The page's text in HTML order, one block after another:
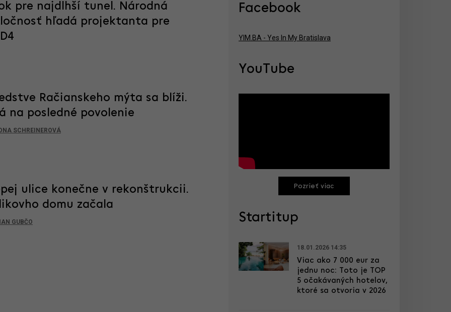
pre najdlhší tunel. Národná
hľadá projektanta pre
Račianskeho mýta sa blíži.
na posledné povolenie
SCHREINEROVÁ
ulice konečne v rekonštrukcii.
domu začala
GUBČO
Facebook
YIM.BA - Yes In My Bratislava
YouTube
Pozrieť viac
Startitup
18.01.2026 14:35
Viac ako 7 000 eur za
jednu noc: Toto je TOP
5 očakávaných hotelov,
ktoré sa otvoria v 2026